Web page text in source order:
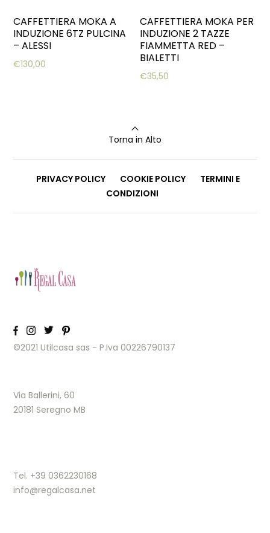
CAFFETTIERA MOKA A
INDUZIONE 6TZ PULCINA
– ALESSI
€130,00
CAFFETTIERA MOKA PER
INDUZIONE 2 TAZZE
FIAMMETTA RED –
BIALETTI
€35,50
Torna in Alto
PRIVACY POLICY COOKIE POLICY
TERMINI E
CONDIZIONI
©2021 Utilcasa sas - P.Iva 00226790137
Via Ballerini, 60
20181 Seregno MB
Tel. +39 0362230168
info@regalcasa.net